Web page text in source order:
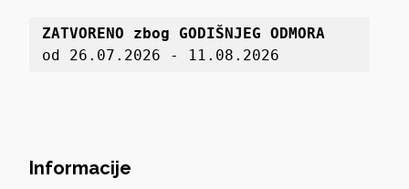
ZATVORENO zbog GODIŠNJEG ODMORA
od 26.07.2026 - 11.08.2026
Informacije